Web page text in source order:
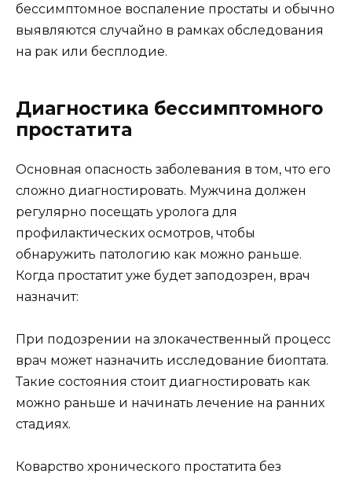
бессимптомное воспаление простаты и обычно
выявляются случайно в рамках обследования
на рак или бесплодие.
Диагностика бессимптомного
простатита
Основная опасность заболевания в том, что его
сложно диагностировать. Мужчина должен
регулярно посещать уролога для
профилактических осмотров, чтобы
обнаружить патологию как можно раньше.
Когда простатит уже будет заподозрен, врач
назначит:
При подозрении на злокачественный процесс
врач может назначить исследование биоптата.
Такие состояния стоит диагностировать как
можно раньше и начинать лечение на ранних
стадиях.
Коварство хронического простатита без